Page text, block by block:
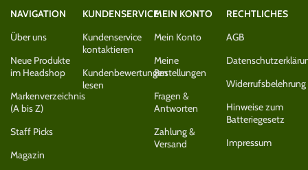
NAVIGATION
Über uns
Neue Produkte
im Headshop
Markenverzeichnis
(A bis Z)
Staff Picks
Magazin
KUNDENSERVICE
Kundenservice
kontaktieren
Kundenbewertungen
lesen
MEIN KONTO
Mein Konto
Meine
Bestellungen
Fragen &
Antworten
Zahlung &
Versand
RECHTLICHES
AGB
Widerrufsbelehrung
Hinweise zum
Batteriegesetz
Impressum